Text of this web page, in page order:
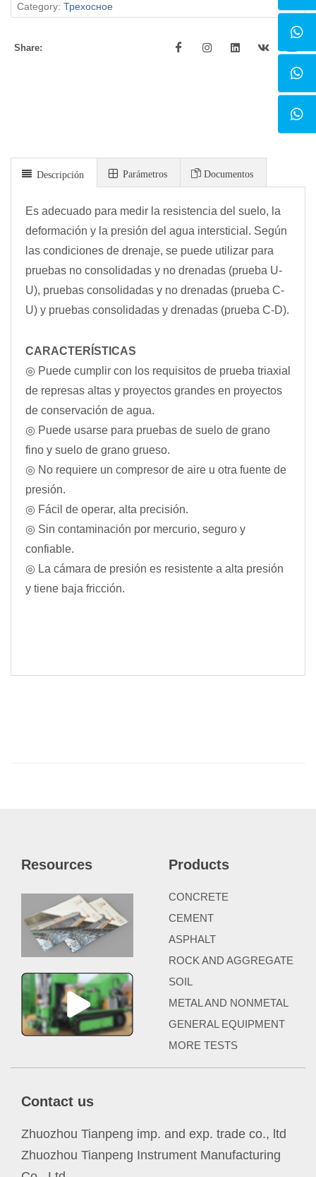
Category: Трехосное
Share:
Descripción Parámetros Documentos
Es adecuado para medir la resistencia del suelo, la
deformación y la presión del agua intersticial. Según
las condiciones de drenaje, se puede utilizar para
pruebas no consolidadas y no drenadas (prueba U-
U), pruebas consolidadas y no drenadas (prueba C-
U) y pruebas consolidadas y drenadas (prueba C-D).
CARACTERÍSTICAS
◎ Puede cumplir con los requisitos de prueba triaxial
de represas altas y proyectos grandes en proyectos
de conservación de agua.
◎ Puede usarse para pruebas de suelo de grano
fino y suelo de grano grueso.
◎ No requiere un compresor de aire u otra fuente de
presión.
◎ Fácil de operar, alta precisión.
◎ Sin contaminación por mercurio, seguro y
confiable.
◎ La cámara de presión es resistente a alta presión
y tiene baja fricción.
Resources Products
CONCRETE
CEMENT
ASPHALT
ROCK AND AGGREGATE
SOIL
METAL AND NONMETAL
GENERAL EQUIPMENT
MORE TESTS
Contact us
Zhuozhou Tianpeng imp. and exp. trade co., ltd
Zhuozhou Tianpeng Instrument Manufacturing